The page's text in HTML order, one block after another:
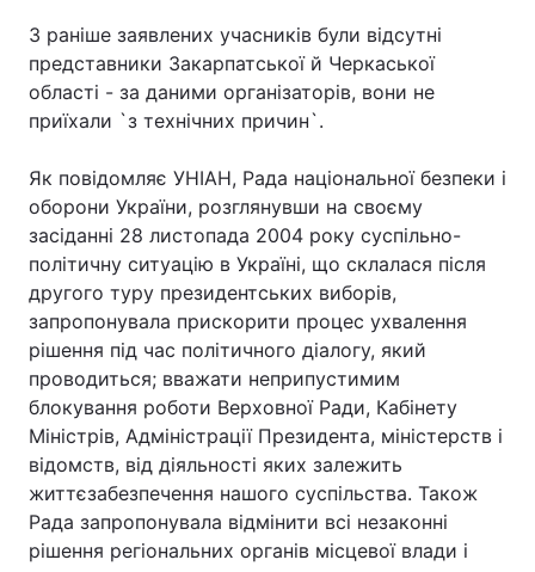
Тема оформлення
З раніше заявлених учасників були відсутні
представники Закарпатської й Черкаської
області - за даними організаторів, вони не
приїхали `з технічних причин`.
Як повідомляє УНІАН, Рада національної безпеки і
оборони України, розглянувши на своєму
засіданні 28 листопада 2004 року суспільно-
політичну ситуацію в Україні, що склалася після
другого туру президентських виборів,
запропонувала прискорити процес ухвалення
рішення під час політичного діалогу, який
проводиться; вважати неприпустимим
блокування роботи Верховної Ради, Кабінету
Міністрів, Адміністрації Президента, міністерств і
відомств, від діяльності яких залежить
життєзабезпечення нашого суспільства. Також
Рада запропонувала відмінити всі незаконні
рішення регіональних органів місцевої влади і